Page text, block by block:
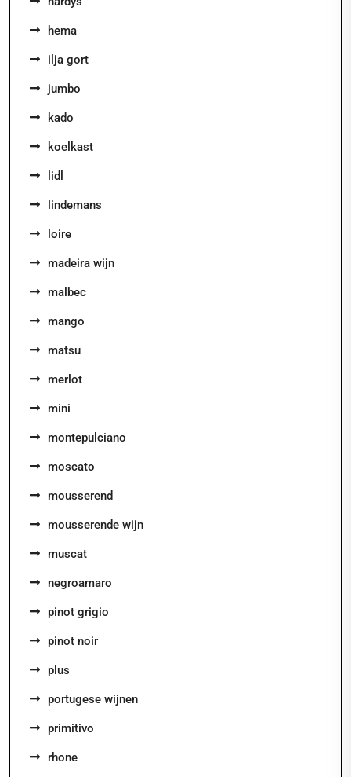
hema
ilja gort
jumbo
kado
koelkast
lidl
lindemans
loire
madeira wijn
malbec
mango
matsu
merlot
mini
montepulciano
moscato
mousserend
mousserende wijn
muscat
negroamaro
pinot grigio
pinot noir
plus
portugese wijnen
primitivo
rhone